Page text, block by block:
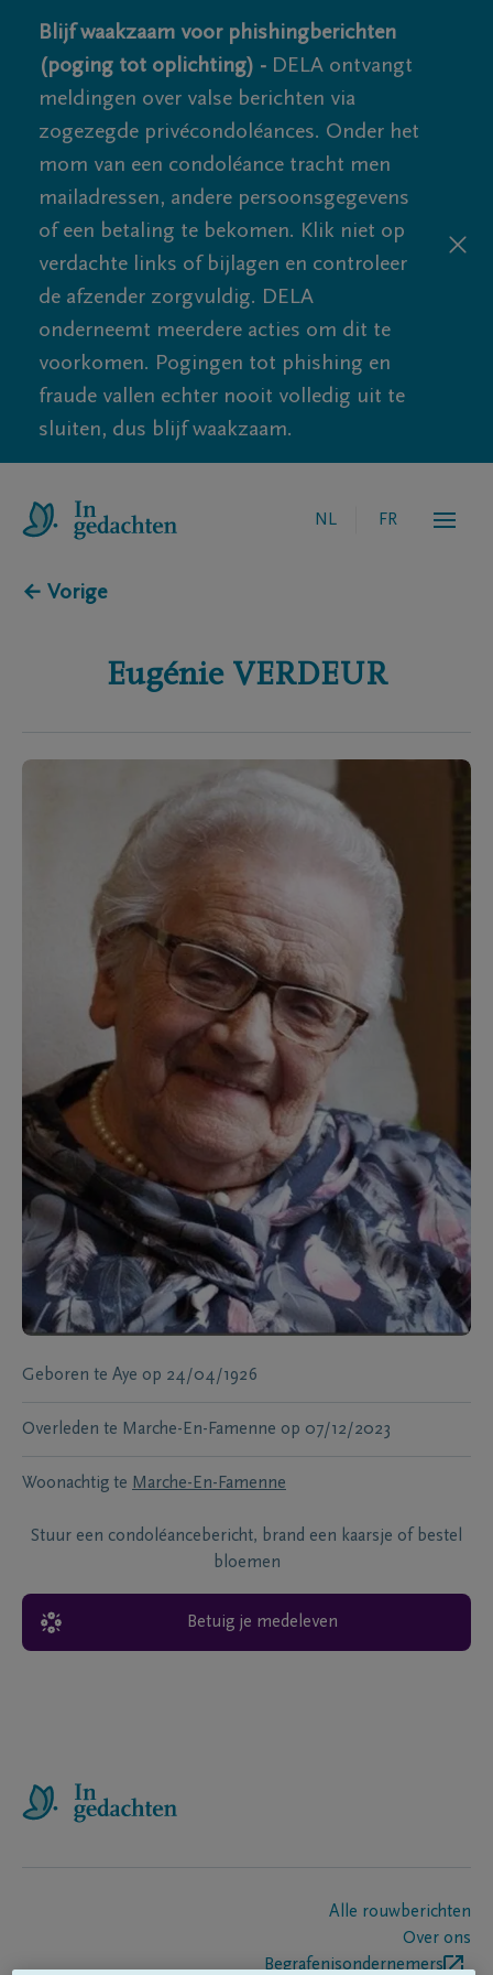
Blijf waakzaam voor phishingberichten
(poging tot oplichting) - DELA ontvangt
meldingen over valse berichten via
zogezegde privécondoléances. Onder het
mom van een condoléance tracht men
mailadressen, andere persoonsgegevens
of een betaling te bekomen. Klik niet op
verdachte links of bijlagen en controleer
de afzender zorgvuldig. DELA
onderneemt meerdere acties om dit te
voorkomen. Pogingen tot phishing en
fraude vallen echter nooit volledig uit te
sluiten, dus blijf waakzaam.
NL FR
← Vorige
Eugénie VERDEUR
Geboren te Aye op 24/04/1926
Overleden te Marche-En-Famenne op 07/12/2023
Woonachtig te Marche-En-Famenne
Stuur een condoléancebericht, brand een kaarsje of bestel
bloemen
Betuig je medeleven
Alle rouwberichten
Over ons
Begrafenisondernemers